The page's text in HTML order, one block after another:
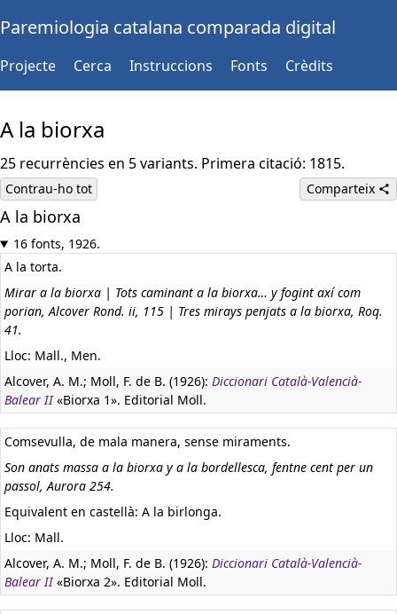
Paremiologia catalana comparada digital
Projecte Cerca Instruccions Fonts Crèdits
A la biorxa
25 recurrències en 5 variants. Primera citació: 1815.
Contrau-ho tot Comparteix
Castellà:Al revés
A la biorxa
16 fonts, 1926.
A la torta.
Mirar a la biorxa | Tots caminant a la biorxa… y fogint axí com
porian, Alcover Rond. ii, 115 | Tres mirays penjats a la biorxa, Roq.
41.
Lloc: Mall., Men.
Alcover, A. M.; Moll, F. de B. (1926): Diccionari Català-Valencià-
Balear II«Biorxa 1». Editorial Moll.
Comsevulla, de mala manera, sense miraments.
Son anats massa a la biorxa y a la bordellesca, fentne cent per un
passol, Aurora 254.
Equivalent en castellà: A la birlonga.
Lloc: Mall.
Alcover, A. M.; Moll, F. de B. (1926): Diccionari Català-Valencià-
Balear II«Biorxa 2». Editorial Moll.